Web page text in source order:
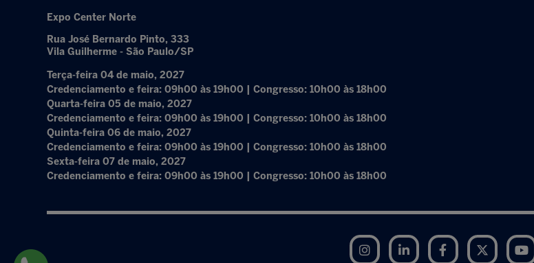
Expo Center Norte
Rua José Bernardo Pinto, 333
Vila Guilherme - São Paulo/SP
Terça-feira 04 de maio, 2027
Credenciamento e feira: 09h00 às 19h00 | Congresso: 10h00 às 18h00
Quarta-feira 05 de maio, 2027
Credenciamento e feira: 09h00 às 19h00 | Congresso: 10h00 às 18h00
Quinta-feira 06 de maio, 2027
Credenciamento e feira: 09h00 às 19h00 | Congresso: 10h00 às 18h00
Sexta-feira 07 de maio, 2027
Credenciamento e feira: 09h00 às 19h00 | Congresso: 10h00 às 18h00
Instagram LinkedIn Facebook Twitter